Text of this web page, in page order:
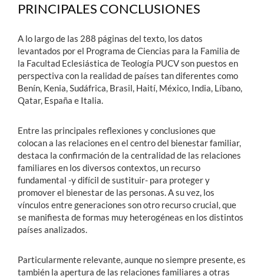
PRINCIPALES CONCLUSIONES
A lo largo de las 288 páginas del texto, los datos
levantados por el Programa de Ciencias para la Familia de
la Facultad Eclesiástica de Teología PUCV son puestos en
perspectiva con la realidad de países tan diferentes como
Benín, Kenia, Sudáfrica, Brasil, Haití, México, India, Líbano,
Qatar, España e Italia.
Entre las principales reflexiones y conclusiones que
colocan a las relaciones en el centro del bienestar familiar,
destaca la confirmación de la centralidad de las relaciones
familiares en los diversos contextos, un recurso
fundamental -y difícil de sustituir- para proteger y
promover el bienestar de las personas. A su vez, los
vínculos entre generaciones son otro recurso crucial, que
se manifiesta de formas muy heterogéneas en los distintos
países analizados.
Particularmente relevante, aunque no siempre presente, es
también la apertura de las relaciones familiares a otras